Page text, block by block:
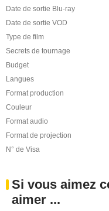
Date de sortie Blu-ray
Date de sortie VOD
Type de film
Secrets de tournage
Budget
Langues
Format production
Couleur
Format audio
Format de projection
N° de Visa
Si vous aimez
aimer ...